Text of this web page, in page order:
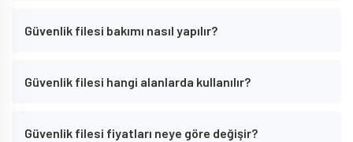
Güvenlik filesi bakımı nasıl yapılır?
Güvenlik filesi hangi alanlarda kullanılır?
Güvenlik filesi fiyatları neye göre değişir?